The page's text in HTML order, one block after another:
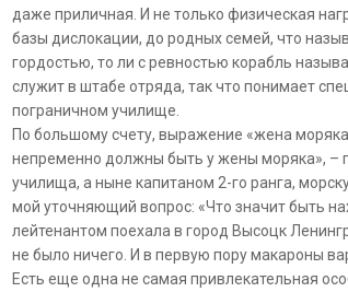
даже приличная. И не только физическая
базы дислокации, до родных семей, что
гордостью, то ли с ревностью корабль
служит в штабе отряда, так что понимает
пограничном училище.
По большому счету, выражение «жена
непременно должны быть у жены моряка», –
училища, а ныне капитаном 2-го ранга,
мой уточняющий вопрос: «Что значит быть
лейтенантом поехала в город Высоцк
не было ничего. И в первую пору макароны
Есть еще одна не самая привлекательная